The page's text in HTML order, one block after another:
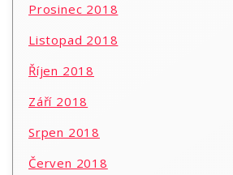
Prosinec 2018
Listopad 2018
Říjen 2018
Září 2018
Srpen 2018
Červen 2018